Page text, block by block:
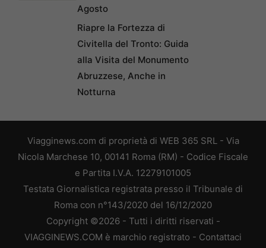
Agosto
Riapre la Fortezza di
Civitella del Tronto: Guida
alla Visita del Monumento
Abruzzese, Anche in
Notturna
Viagginews.com di proprietà di WEB 365 SRL - Via
Nicola Marchese 10, 00141 Roma (RM) - Codice Fiscale
e Partita I.V.A. 12279101005
Testata Giornalistica registrata presso il Tribunale di
Roma con n°143/2020 del 16/12/2020
Copyright ©2026 - Tutti i diritti riservati -
VIAGGINEWS.COM è marchio registrato - Contattaci